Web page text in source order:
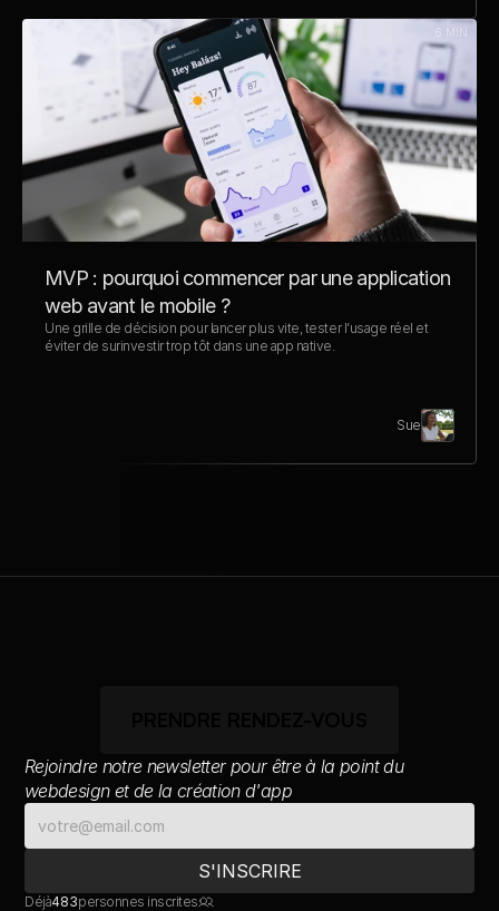
MVP : pourquoi commencer par une application
web avant le mobile ?
Une grille de décision pour lancer plus vite, tester l’usage réel et
éviter de surinvestir trop tôt dans une app native.
Sue
Rejoindre notre newsletter pour être à la point du
webdesign et de la création d'app
Déjà483personnes inscrites